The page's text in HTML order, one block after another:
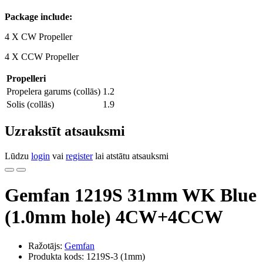
Package include:
4 X CW Propeller
4 X CCW Propeller
Propelleri
Propelera garums (collās) 1.2
Solis (collās)
1.9
Uzrakstīt atsauksmi
Lūdzu login vai registerlai atstātu atsauksmi
Gemfan 1219S 31mm WK Blue
(1.0mm hole) 4CW+4CCW
Ražotājs: Gemfan
Produkta kods: 1219S-3 (1mm)